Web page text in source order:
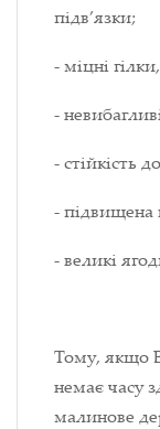
підв’язки;
- міцні
-
- стійкість
- підвищена
- великі
Тому, якщо
немає часу
малинове